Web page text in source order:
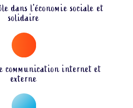
dans l’économie sociale et
solidaire
communication internet et
externe